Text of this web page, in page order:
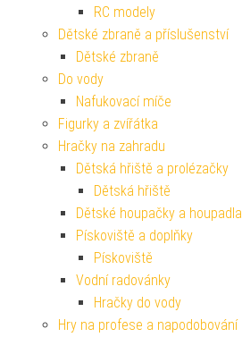
RC modely
Dětské zbraně a příslušenství
Dětské zbraně
Do vody
Nafukovací míče
Figurky a zvířátka
Hračky na zahradu
Dětská hřiště a prolézačky
Dětská hřiště
Dětské houpačky a houpadla
Pískoviště a doplňky
Pískoviště
Vodní radovánky
Hračky do vody
Hry na profese a napodobování